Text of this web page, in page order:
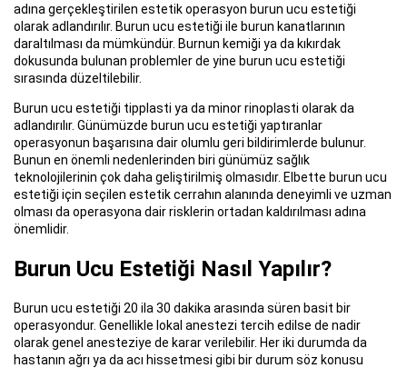
adına gerçekleştirilen estetik operasyon burun ucu estetiği
olarak adlandırılır. Burun ucu estetiği ile burun kanatlarının
daraltılması da mümkündür. Burnun kemiği ya da kıkırdak
dokusunda bulunan problemler de yine burun ucu estetiği
sırasında düzeltilebilir.
Burun ucu estetiği tipplasti ya da minor rinoplasti olarak da
adlandırılır. Günümüzde burun ucu estetiği yaptıranlar
operasyonun başarısına dair olumlu geri bildirimlerde bulunur.
Bunun en önemli nedenlerinden biri günümüz sağlık
teknolojilerinin çok daha geliştirilmiş olmasıdır. Elbette burun ucu
estetiği için seçilen estetik cerrahın alanında deneyimli ve uzman
olması da operasyona dair risklerin ortadan kaldırılması adına
önemlidir.
Burun Ucu Estetiği Nasıl Yapılır?
Burun ucu estetiği 20 ila 30 dakika arasında süren basit bir
operasyondur. Genellikle lokal anestezi tercih edilse de nadir
olarak genel anesteziye de karar verilebilir. Her iki durumda da
hastanın ağrı ya da acı hissetmesi gibi bir durum söz konusu